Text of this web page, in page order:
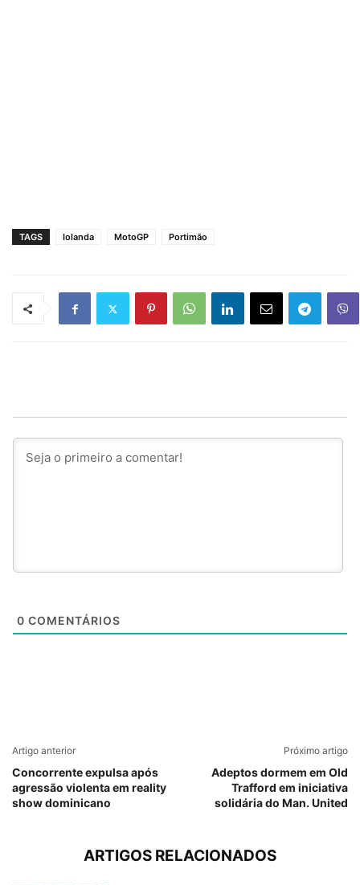
TAGS Iolanda MotoGP Portimão
0 COMENTÁRIOS
Artigo anterior
Concorrente expulsa após
agressão violenta em reality
show dominicano
Próximo artigo
Adeptos dormem em Old
Trafford em iniciativa
solidária do Man. United
ARTIGOS RELACIONADOS